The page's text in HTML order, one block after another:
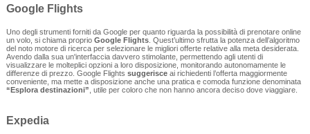
Google Flights
Uno degli strumenti forniti da Google per quanto riguarda la possibilità di prenotare online
un volo, si chiama proprio Google Flights. Quest’ultimo sfrutta la potenza dell’algoritmo
del noto motore di ricerca per selezionare le migliori offerte relative alla meta desiderata.
Avendo dalla sua un'interfaccia davvero stimolante, permettendo agli utenti di
visualizzare le molteplici opzioni a loro disposizione, monitorando autonomamente le
differenze di prezzo. Google Flights suggerisceai richiedenti l’offerta maggiormente
conveniente, ma mette a disposizione anche una pratica e comoda funzione denominata
“Esplora destinazioni” , utile per coloro che non hanno ancora deciso dove viaggiare.
Expedia